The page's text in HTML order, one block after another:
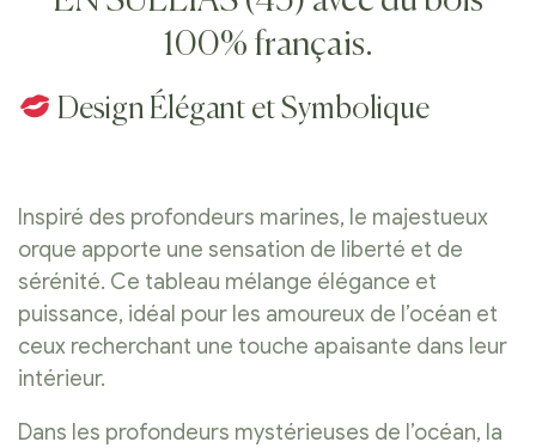
100% français.
Design Élégant et Symbolique
Inspiré des profondeurs marines, le majestueux
orque apporte une sensation de liberté et de
sérénité. Ce tableau mélange élégance et
puissance, idéal pour les amoureux de l’océan et
ceux recherchant une touche apaisante dans leur
intérieur.
Dans les profondeurs mystérieuses de l’océan, la